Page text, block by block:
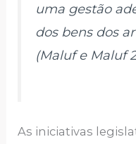
uma gestão
dos bens dos
(Maluf e Maluf
As iniciativas